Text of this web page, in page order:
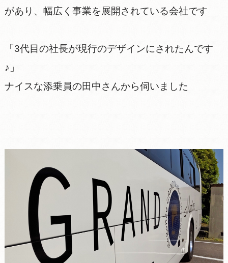
があり、幅広く事業を展開されている会社です
「3代目の社長が現行のデザインにされたんです
♪」
ナイスな添乗員の田中さんから伺いました